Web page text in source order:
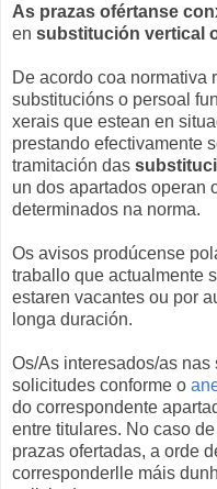
As prazas ofértanse
en substitución vertical
De acordo coa normativa
substitucións o persoal
xerais que estean en
prestando efectivamente
tramitación das
un dos apartados operan
determinados na norma.
Os avisos prodúcense
traballo que actualmente
estaren vacantes ou por
longa duración.
Os/As interesados/as
solicitudes conforme o
do correspondente
entre titulares. No caso
prazas ofertadas, a orde
corresponderlle máis